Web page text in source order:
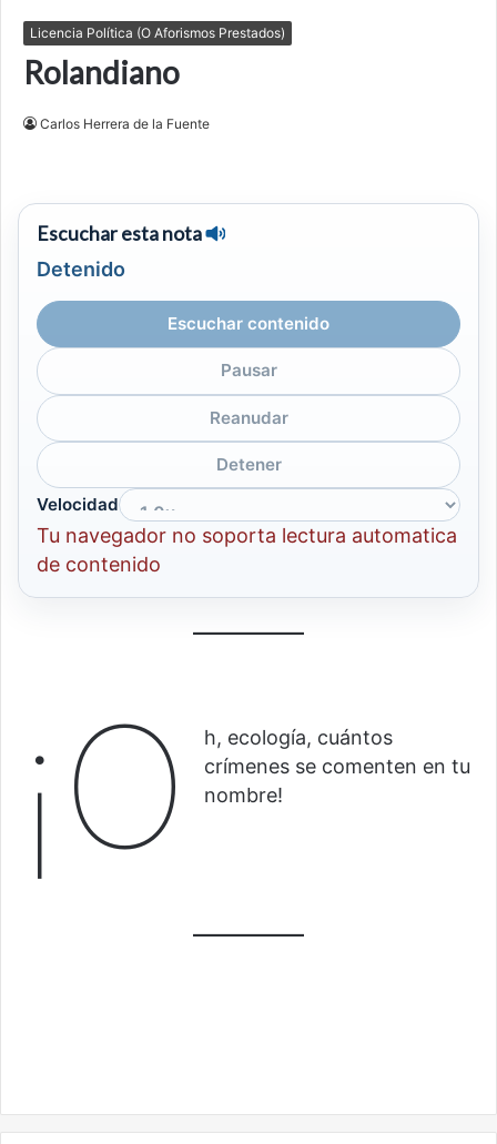
Licencia Política (O Aforismos Prestados)
Rolandiano
Carlos Herrera de la Fuente
Escuchar esta nota
Detenido
Escuchar contenido
Pausar
Reanudar
Detener
Velocidad
Tu navegador no soporta lectura automatica
de contenido
¡O
h, ecología, cuántos
crímenes se comenten en tu
nombre!